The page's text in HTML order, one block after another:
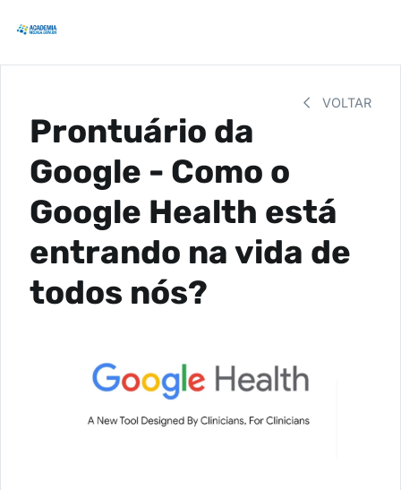
VOLTAR
Prontuário da
Google - Como o
Google Health está
entrando na vida de
todos nós?